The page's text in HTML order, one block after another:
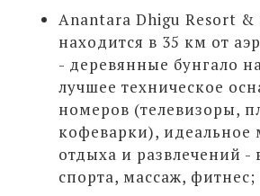
Anantara Dhigu Resort &
находится в 35 км от
- деревянные бунгало
лучшее техническое
номеров (телевизоры,
кофеварки), идеальное
отдыха и развлечений
спорта, массаж, фитнес;